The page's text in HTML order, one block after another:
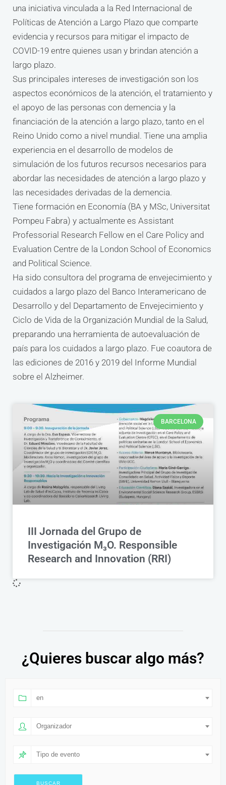
una iniciativa vinculada a la Red Internacional de
Políticas de Atención a Largo Plazo que comparte
evidencia y recursos para mitigar el impacto de
COVID-19 entre quienes usan y brindan atención a
largo plazo.
Sus principales intereses de investigación son los
aspectos económicos de la atención, el tratamiento y
el apoyo de las personas con demencia y la
financiación de la atención a largo plazo, tanto en el
Reino Unido como a nivel mundial. Tiene una amplia
experiencia en el desarrollo de modelos de
simulación de los futuros recursos necesarios para
abordar las necesidades de atención a largo plazo y
las necesidades derivadas de la demencia.
Tiene formación en Economía (BA y MSc, Universitat
Pompeu Fabra) y actualmente es Assistant
Professorial Research Fellow en el Care Policy and
Evaluation Centre de la London School of Economics
and Political Science.
Ha sido consultora del programa de envejecimiento y
cuidados a largo plazo del Banco Interamericano de
Desarrollo y del Departamento de Envejecimiento y
Ciclo de Vida de la Organización Mundial de la Salud,
preparando una herramienta de autoevaluación de
país para los cuidados a largo plazo. Fue coautora de
las ediciones de 2016 y 2019 del Informe Mundial
sobre el Alzheimer.
BARCELONA
III Jornada del Grupo de
Investigación M₃O. Responsible
Research and Innovation (RRI)
¿Quieres buscar algo más?
en
Organizador
Tipo de evento